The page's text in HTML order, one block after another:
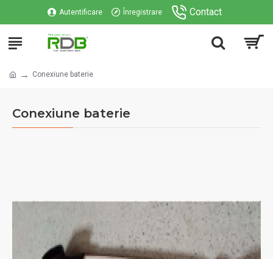
Autentificare Înregistrare Contact
Conexiune baterie
Conexiune baterie